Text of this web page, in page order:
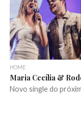
HOME
Maria Cecília &
Novo single do